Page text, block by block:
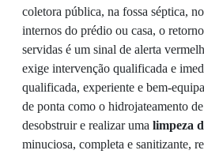
coletora pública, na fossa séptica,
internos do prédio ou casa, o
servidas é um sinal de alerta
exige intervenção qualificada e
qualificada, experiente e bem-
de ponta como o hidrojateamento
desobstruir e realizar uma limpeza
minuciosa, completa e sanitizante,